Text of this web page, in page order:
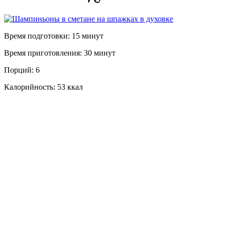
Время подготовки: 15 минут
Время приготовления: 30 минут
Порций: 6
Калорийность: 53 ккал